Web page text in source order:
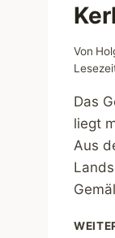
Von
Das
liegt
Aus